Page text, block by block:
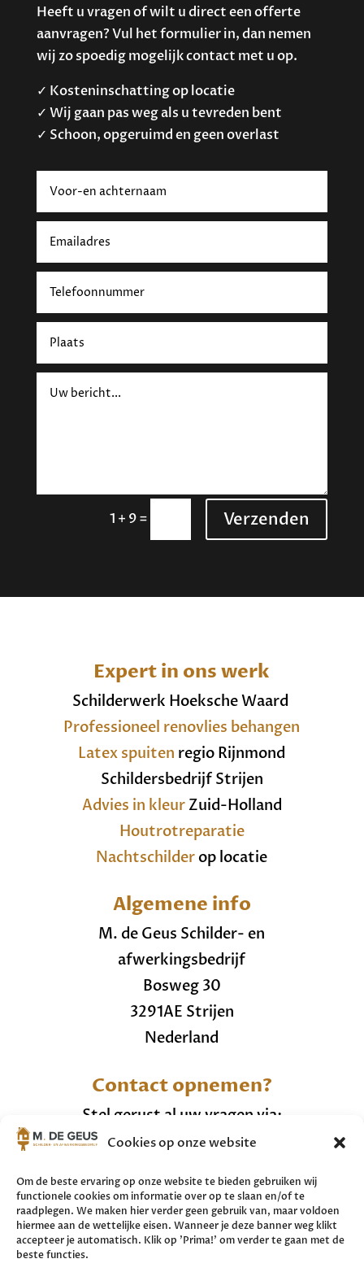
Cookies op onze website
Om de beste ervaring op onze website te bieden gebruiken wij
functionele cookies om informatie over op te slaan en/of te
raadplegen. We maken hier verder geen gebruik van, maar voldoen
hiermee aan de wettelijke eisen. Wanneer je deze banner weg klikt
accepteer je automatisch. Klik op 'Prima!' om verder te gaan met de
beste functies.
Heeft u vragen of wilt u direct een offerte
aanvragen? Vul het formulier in, dan nemen
wij zo spoedig mogelijk contact met u op.
✓ Kosteninschatting op locatie
✓ Wij gaan pas weg als u tevreden bent
✓ Schoon, opgeruimd en geen overlast
1 + 9= Verzenden
Expert in ons werk
Schilderwerk Hoeksche Waard
Professioneel renovlies behangen
Latex spuiten regio Rijnmond
Schildersbedrijf Strijen
Advies in kleurZuid-Holland
Houtrotreparatie
Nachtschilder op locatie
Algemene info
M. de Geus Schilder- en
afwerkingsbedrijf
Bosweg 30
3291AE Strijen
Nederland
Contact opnemen?
Stel gerust al uw vragen via:
+31 (0)6 20287457
info@mdegeusschilderwerken.nl
Bekijk hier onscookiebeleid.